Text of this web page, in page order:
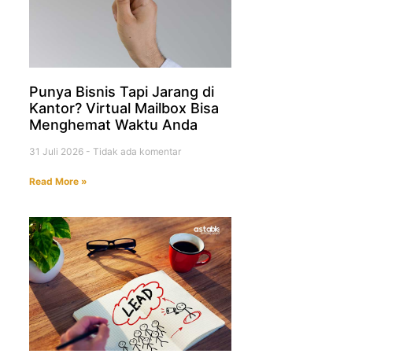
Punya Bisnis Tapi Jarang di
Kantor? Virtual Mailbox Bisa
Menghemat Waktu Anda
31 Juli 2026 Tidak ada komentar
Read More »